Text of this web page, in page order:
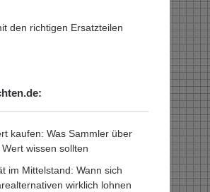
den richtigen Ersatzteilen
kaufen: Was Sammler über
wissen sollten
im Mittelstand: Wann sich
wirklich lohnen